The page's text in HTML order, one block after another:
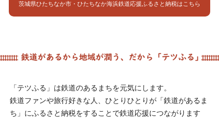
茨城県ひたちなか市・ひたちなか海浜鉄道応援ふるさと納税はこちら
「テツふる」は鉄道のあるまちを元気にします。
鉄道ファンや旅行好きな人、ひとりひとりが「鉄道があるま
ち」にふるさと納税をすることで鉄道応援につながります